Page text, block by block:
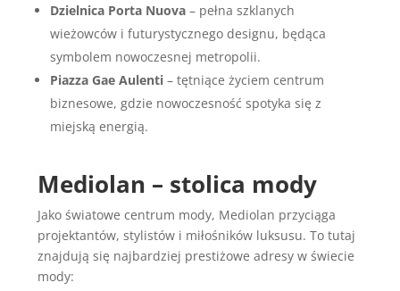
Dzielnica Porta Nuova – pełna szklanych
wieżowców i futurystycznego designu, będąca
symbolem nowoczesnej metropolii.
Piazza Gae Aulenti – tętniące życiem centrum
biznesowe, gdzie nowoczesność spotyka się z
miejską energią.
Mediolan – stolica mody
Jako światowe centrum mody, Mediolan przyciąga
projektantów, stylistów i miłośników luksusu. To tutaj
znajdują się najbardziej prestiżowe adresy w świecie
mody: